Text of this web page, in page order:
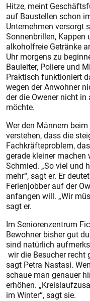
Hitze, meint
auf Baustellen schon
Unternehmen versorgt
Sonnenbrillen, Kappen
alkoholfreie Getränke
Uhr morgens zu
Bauleiter, Poliere und
Praktisch funktioniert
wegen der Anwohner
der die Owener nicht
möchte.
Wer den Männern
verstehen, dass die
Fachkräfteproblem,
gerade kleiner
Schmied. „So viel und
mehr“, sagt er. Er
Ferienjobber auf der
anfangen will. „Wir
sagt er.
Im Seniorenzentrum
Bewohner bisher gut
sind natürlich
wir die Besucher recht
sagt Petra Nastasi.
schaue man genauer
erhöhen.
im Winter“, sagt sie.